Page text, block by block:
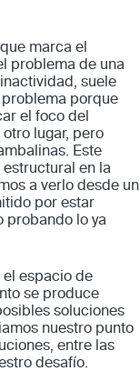
marca el
problema de una
suele
porque
el foco del
lugar, pero
Este
en la
a verlo desde un
por estar
probando lo ya
espacio de
se produce
soluciones
nuestro punto
entre las
desafío.